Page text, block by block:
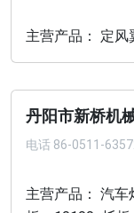
主营产品： 定风
丹阳市新桥机
电话 86-0511-
主营产品： 汽